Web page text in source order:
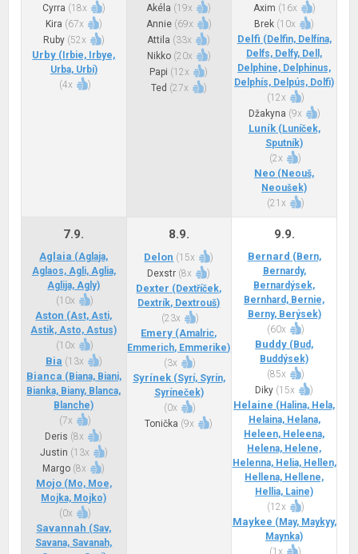
Cyrra (18x
)
Kira (67x
)
Ruby (52x )
Urby (Irbie, Irbye,
Urba, Urbi)
(4x )
Akéla (19x
)
Annie (69x
)
Attila (33x
)
Nikko (20x
)
Papi (12x
)
Ted (27x )
Axim (16x
)
Brek (10x )
Delfi (Delfin, Delfína,
Delfs, Delfy, Dell,
Delphine, Delphinus,
Delphís, Delpús, Dolfi)
(12x
)
Džakyna (9x )
Luník(Luníček,
Sputník)
(2x )
Neo (Neouš,
Neoušek)
(21x )
7.9.
Aglaia (Aglaja,
Aglaos, Agli, Aglia,
Aglija, Agly)
(10x )
Aston (Ast, Asti,
Astik, Asto, Astus)
(10x )
Bia (13x )
Bianca (Biana, Biani,
Bianka, Biany, Blanca,
Blanche)
(7x
)
Deris (8x
)
Justin (13x
)
Margo (8x )
Mojo(Mo, Moe,
Mojka, Mojko)
(0x )
Savannah (Sav,
Savana, Savanah,
8.9.
Delon (15x
)
Dexstr (8x )
Dexter (Dextříček,
Dextrík, Dextrouš)
(23x )
Emery (Amalric,
Emmerich, Emmerike)
(3x )
Syrínek(Syrí, Syrín,
Syríneček)
(0x
)
Tonička (9x )
9.9.
Bernard (Bern,
Bernardy,
Bernardýsek,
Bernhard, Bernie,
Berny, Berýsek)
(60x )
Buddy (Bud,
Buddýsek)
(85x
)
Diky (15x )
Helaine (Halina, Hela,
Helaina, Helana,
Heleen, Heleena,
Helena, Helene,
Helenna, Helia, Hellen,
Hellena, Hellene,
Hellia, Laine)
(12x )
Maykee (May, Maykyy,
Maynka)
(1x )